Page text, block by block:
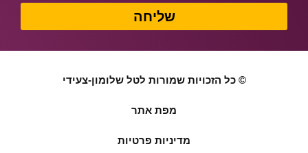
שליחה
© כל הזכויות שמורות לטל שלומון-צעידי
מפת אתר
מדיניות פרטיות